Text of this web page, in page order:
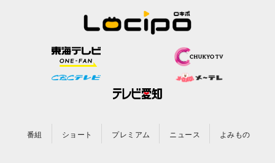
番組 ショート プレミアム ニュース よみもの